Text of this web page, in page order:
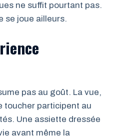
ne suffit pourtant pas.
se joue ailleurs.
pas au goût. La vue,
toucher participent au
Une assiette dressée
avant même la